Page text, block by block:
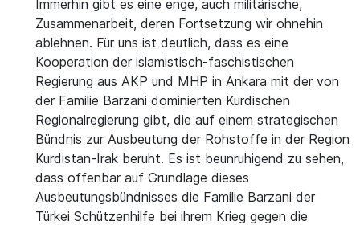
Immerhin gibt es eine enge, auch militärische,
Zusammenarbeit, deren Fortsetzung wir ohnehin
ablehnen. Für uns ist deutlich, dass es eine
Kooperation der islamistisch-faschistischen
Regierung aus AKP und MHP in Ankara mit der von
der Familie Barzani dominierten Kurdischen
Regionalregierung gibt, die auf einem strategischen
Bündnis zur Ausbeutung der Rohstoffe in der Region
Kurdistan-Irak beruht. Es ist beunruhigend zu sehen,
dass offenbar auf Grundlage dieses
Ausbeutungsbündnisses die Familie Barzani der
Türkei Schützenhilfe bei ihrem Krieg gegen die